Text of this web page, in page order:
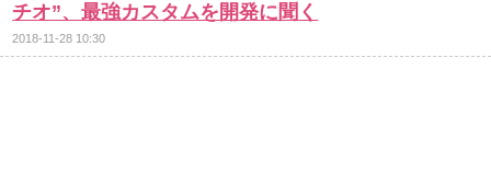
チオ”、最強カスタムを開発に聞く
2018-11-28 10:30